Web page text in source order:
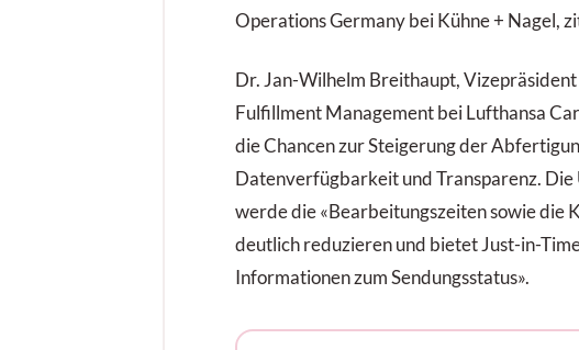
Operations Germany bei Kühne + Nagel,
Dr. Jan-Wilhelm Breithaupt, Vizepräsident
Fulfillment Management bei Lufthansa
die Chancen zur Steigerung der
Datenverfügbarkeit und Transparenz. Die
werde die «Bearbeitungszeiten sowie die
deutlich reduzieren und bietet Just-in-
Informationen zum Sendungsstatus».